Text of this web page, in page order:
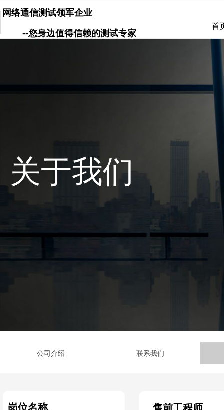
首
网络通信测试领军企业
--您身边值得信赖的测试专家
关于我们
公司介绍 联系我们
岗位名称